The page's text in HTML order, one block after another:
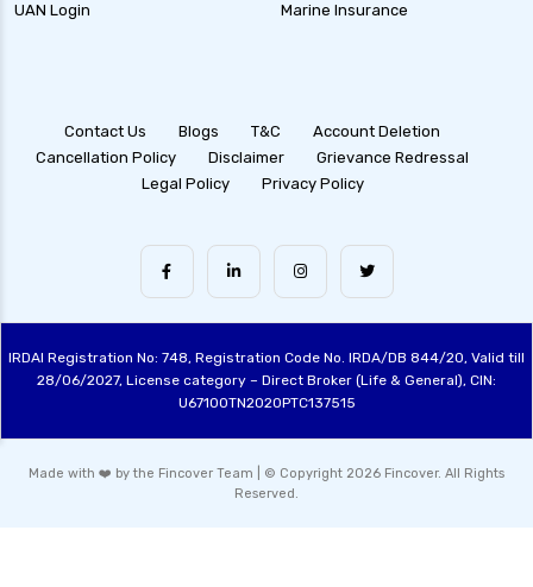
UAN Login
Marine Insurance
Contact Us Blogs T&C
Account Deletion
Cancellation Policy
Disclaimer
Grievance Redressal
Legal Policy
Privacy Policy
IRDAI Registration No: 748, Registration Code No. IRDA/DB 844/20, Valid till
28/06/2027, License category – Direct Broker (Life & General), CIN:
U67100TN2020PTC137515
Made with ❤️ by the Fincover Team | © Copyright 2026 Fincover. All Rights
Reserved.